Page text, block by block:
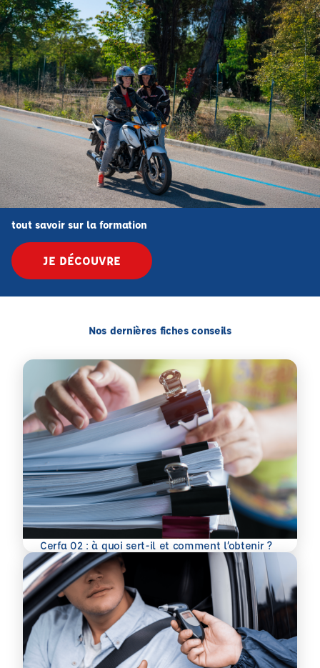
tout savoir sur la formation
JE DÉCOUVRE
Nos dernières fiches conseils
Cerfa 02 : à quoi sert-il et comment l’obtenir ?
En savoir plus